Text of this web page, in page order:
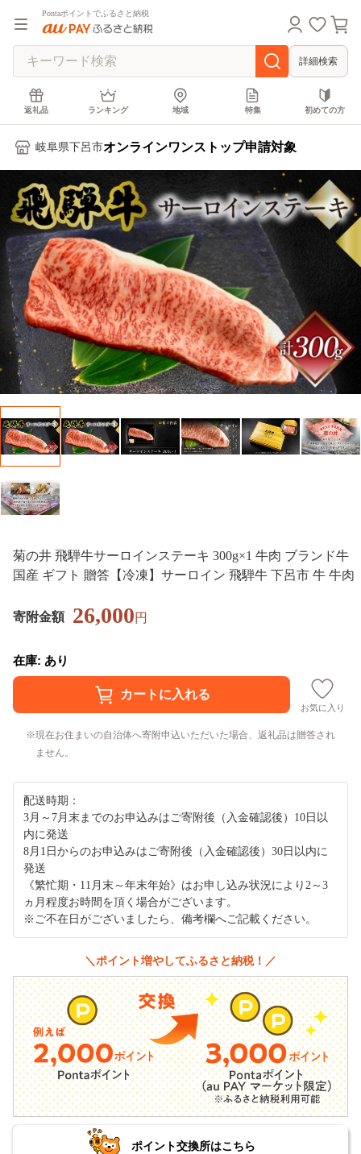
Pontaポイントでふるさと納税
詳細検索
返礼品 ランキング 地域 特集 初めての方
岐阜県下呂市オンラインワンストップ申請対象
菊の井 飛騨牛サーロインステーキ 300g×1 牛肉 ブランド牛
国産 ギフト 贈答【冷凍】サーロイン 飛騨牛 下呂市 牛 牛肉
寄附金額 26,000円
在庫: あり
お気に入り
現在お住まいの自治体へ寄附申込いただいた場合、返礼品は贈答され
ません。
配送時期：
3月～7月末までのお申込みはご寄附後（入金確認後）10日以
内に発送
8月1日からのお申込みはご寄附後（入金確認後）30日以内に
発送
《繁忙期・11月末～年末年始》はお申し込み状況により2～3
ヵ月程度お時間を頂く場合がございます。
※ご不在日がございましたら、備考欄へご記載ください。
＼ポイント増やしてふるさと納税！／
ポイント交換所はこちら